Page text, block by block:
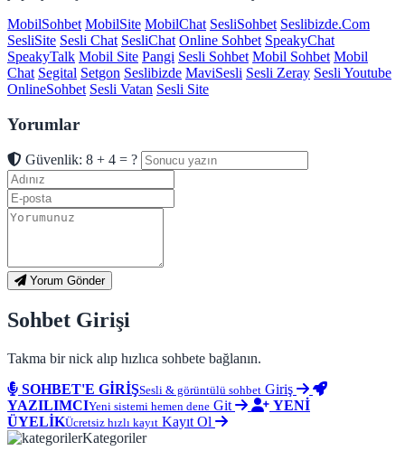
MobilSohbet MobilSite MobilChat SesliSohbet Seslibizde.Com
SesliSite Sesli Chat SesliChat Online Sohbet SpeakyChat
SpeakyTalk Mobil Site Pangi Sesli Sohbet Mobil Sohbet Mobil
Chat Segital Setgon Seslibizde MaviSesli Sesli Zeray Sesli Youtube
OnlineSohbet Sesli Vatan Sesli Site
Yorumlar
Güvenlik: 8 + 4 = ?
Yorum Gönder
Sohbet Girişi
Takma bir nick alıp hızlıca sohbete bağlanın.
SOHBET'E GİRİŞSesli & görüntülü sohbet Giriş
YAZILIMCIYeni sistemi hemen dene Git
YENİ
ÜYELİKÜcretsiz hızlı kayıt Kayıt Ol
Kategoriler